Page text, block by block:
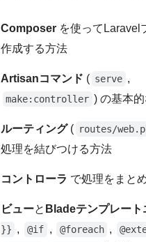
Composer を使ってLaravel
作成する方法
Artisanコマンド ( serve ,
make:controller ) の基本
ルーティング( routes/
処理を結びつける方法
コントローラ で処理をまと
ビューと Bladeテンプレート
}} , @if , @foreach ,